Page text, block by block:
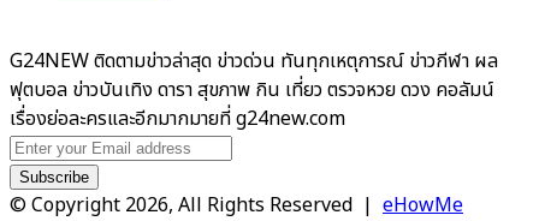
G24NEW ติดตามข่าวล่าสุด ข่าวด่วน ทันทุกเหตุการณ์ ข่าวกีฬา ผล
ฟุตบอล ข่าวบันเทิง ดารา สุขภาพ กิน เที่ยว ตรวจหวย ดวง คอลัมน์
เรื่องย่อละครและอีกมากมายที่ g24new.com
Enter
your
Email
© Copyright 2026, All Rights Reserved | eHowMe